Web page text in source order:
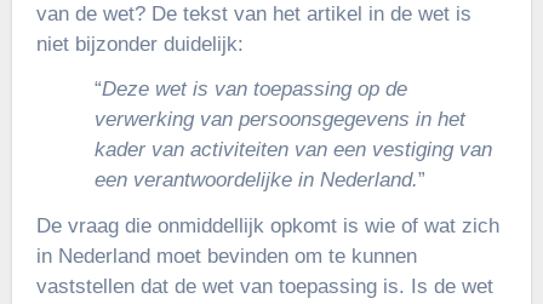
van de wet? De tekst van het artikel in de wet is
niet bijzonder duidelijk:
“Deze wet is van toepassing op de
verwerking van persoonsgege­vens in het
kader van activiteiten van een vestiging van
een verantwoordelijke in Nederland.”
De vraag die onmiddellijk opkomt is wie of wat zich
in Nederland moet bevinden om te kunnen
vaststellen dat de wet van toepassing is. Is de wet